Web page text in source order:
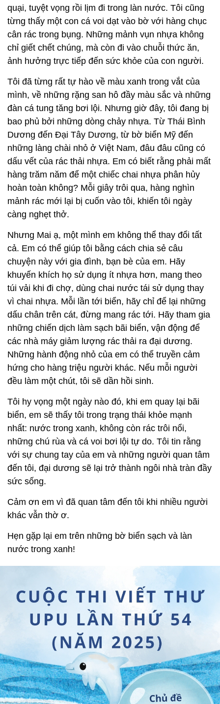
quại, tuyệt vọng rồi lịm đi trong làn nước. Tôi cũng
từng thấy một con cá voi dạt vào bờ với hàng chục
cân rác trong bụng. Những mảnh vụn nhựa không
chỉ giết chết chúng, mà còn đi vào chuỗi thức ăn,
ảnh hưởng trực tiếp đến sức khỏe của con người.
Tôi đã từng rất tự hào về màu xanh trong vắt của
mình, về những rặng san hô đầy màu sắc và những
đàn cá tung tăng bơi lội. Nhưng giờ đây, tôi đang bị
bao phủ bởi những dòng chảy nhựa. Từ Thái Bình
Dương đến Đại Tây Dương, từ bờ biển Mỹ đến
những làng chài nhỏ ở Việt Nam, đâu đâu cũng có
dấu vết của rác thải nhựa. Em có biết rằng phải mất
hàng trăm năm để một chiếc chai nhựa phân hủy
hoàn toàn không? Mỗi giây trôi qua, hàng nghìn
mảnh rác mới lại bị cuốn vào tôi, khiến tôi ngày
càng nghẹt thở.
Nhưng Mai ạ, một mình em không thể thay đổi tất
cả. Em có thể giúp tôi bằng cách chia sẻ câu
chuyện này với gia đình, bạn bè của em. Hãy
khuyến khích họ sử dụng ít nhựa hơn, mang theo
túi vải khi đi chợ, dùng chai nước tái sử dụng thay
vì chai nhựa. Mỗi lần tới biển, hãy chỉ để lại những
dấu chân trên cát, đừng mang rác tới. Hãy tham gia
những chiến dịch làm sạch bãi biển, vận động để
các nhà máy giảm lượng rác thải ra đại dương.
Những hành động nhỏ của em có thể truyền cảm
hứng cho hàng triệu người khác. Nếu mỗi người
đều làm một chút, tôi sẽ dần hồi sinh.
Tôi hy vọng một ngày nào đó, khi em quay lại bãi
biển, em sẽ thấy tôi trong trạng thái khỏe mạnh
nhất: nước trong xanh, không còn rác trôi nổi,
những chú rùa và cá voi bơi lội tự do. Tôi tin rằng
với sự chung tay của em và những người quan tâm
đến tôi, đại dương sẽ lại trở thành ngôi nhà tràn đầy
sức sống.
Cảm ơn em vì đã quan tâm đến tôi khi nhiều người
khác vẫn thờ ơ.
Hẹn gặp lại em trên những bờ biển sạch và làn
nước trong xanh!